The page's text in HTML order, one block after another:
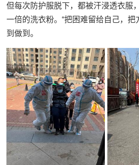
但每次防护服脱下，都被汗浸透衣服
一倍的洗衣粉。“把困难留给自己，把
到做到。